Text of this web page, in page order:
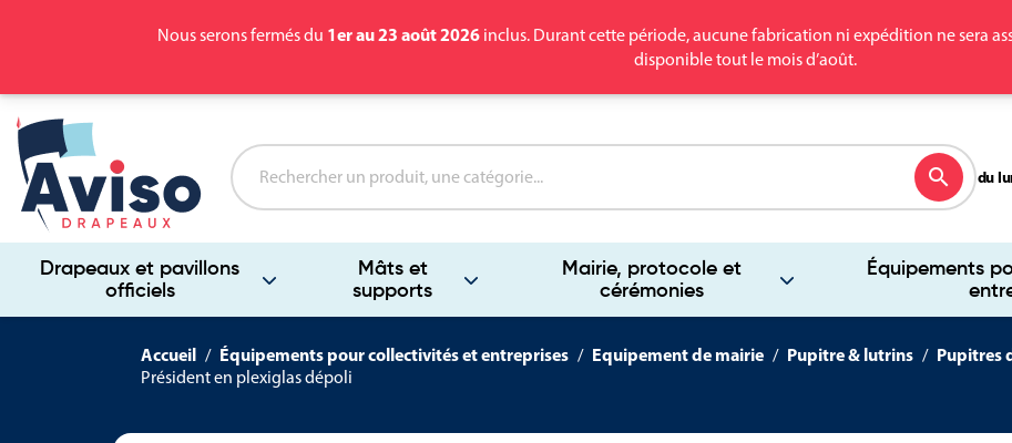
Nous serons fermés du 1er au 23 août 2026 inclus. Durant cette période, aucune fabrication ni expédition ne sera
disponible tout le mois d’août.
Drapeaux et pavillons
officiels
Mâts et
supports
Mairie, protocole et
cérémonies
Équipements
search
du
Accueil Équipements pour collectivités et entreprises Equipement de mairie Pupitre & lutrins Pupitres
Président en plexiglas dépoli